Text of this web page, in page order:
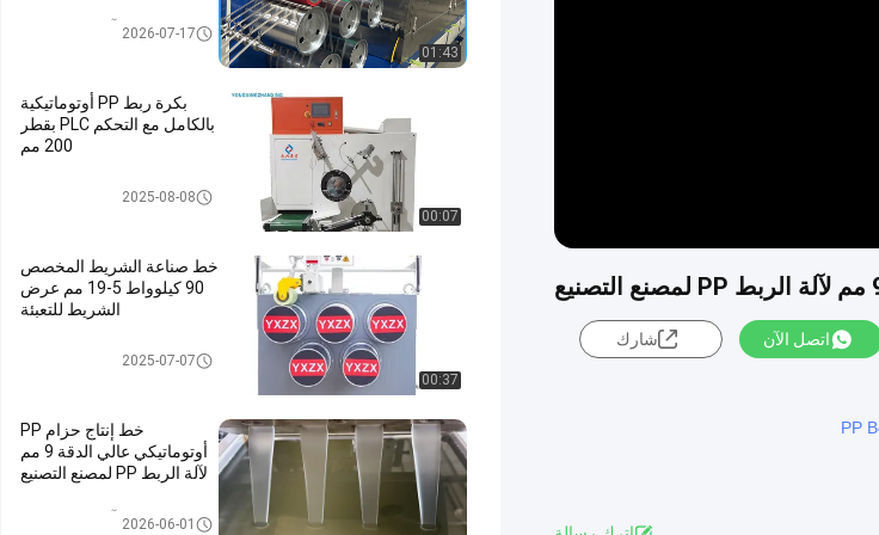
اتصل الآن شارك
PP
01:43
2026-07-17
00:07
بكرة ربط PP أوتوماتيكية
بالكامل مع التحكم PLC بقطر
200 مم
عجلة ربط الشريط2025-08-08
00:37
خط صناعة الشريط المخصص
90 كيلوواط 5-19 مم عرض
الشريط للتعبئة
خط بثق شريط الحزام Pp
2025-07-07
خط إنتاج حزام PP
أوتوماتيكي عالي الدقة 9 مم
لآلة الربط PP لمصنع التصنيع
2026-06-01